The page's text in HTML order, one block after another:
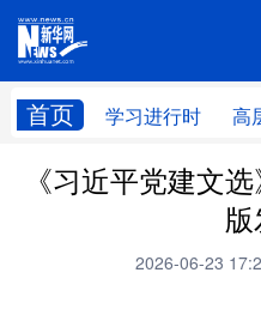
首页 学习进行时 高
网
学习进行时 高层
《习近平党建文
版
2026-06-23